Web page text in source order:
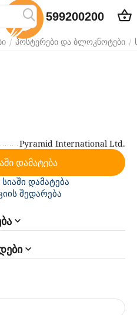
599200200
/ პოსტერები და ბლოკნოტები /
Pyramid International Ltd.
დამატება
დამატება
შედარება